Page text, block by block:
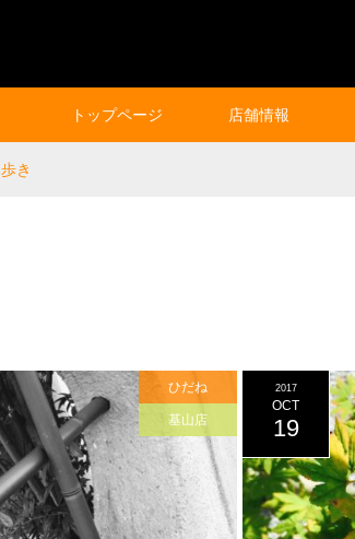
トップページ 店舗情報
き
ひだね
基山店
2017
OCT
19